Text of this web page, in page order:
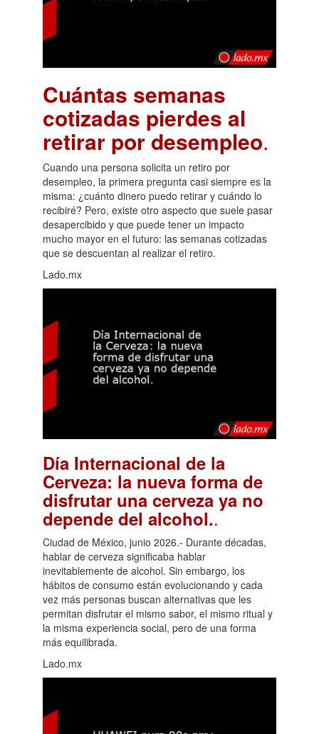
Cuántas semanas
cotizadas pierdes al
retirar por desempleo.
Cuando una persona solicita un retiro por
desempleo, la primera pregunta casi siempre es la
misma: ¿cuánto dinero puedo retirar y cuándo lo
recibiré? Pero, existe otro aspecto que suele pasar
desapercibido y que puede tener un impacto
mucho mayor en el futuro: las semanas cotizadas
que se descuentan al realizar el retiro.
Lado.mx
Día Internacional de la
Cerveza: la nueva forma de
disfrutar una cerveza ya no
depende del alcohol..
Ciudad de México, junio 2026.- Durante décadas,
hablar de cerveza significaba hablar
inevitablemente de alcohol. Sin embargo, los
hábitos de consumo están evolucionando y cada
vez más personas buscan alternativas que les
permitan disfrutar el mismo sabor, el mismo ritual y
la misma experiencia social, pero de una forma
más equilibrada.
Lado.mx